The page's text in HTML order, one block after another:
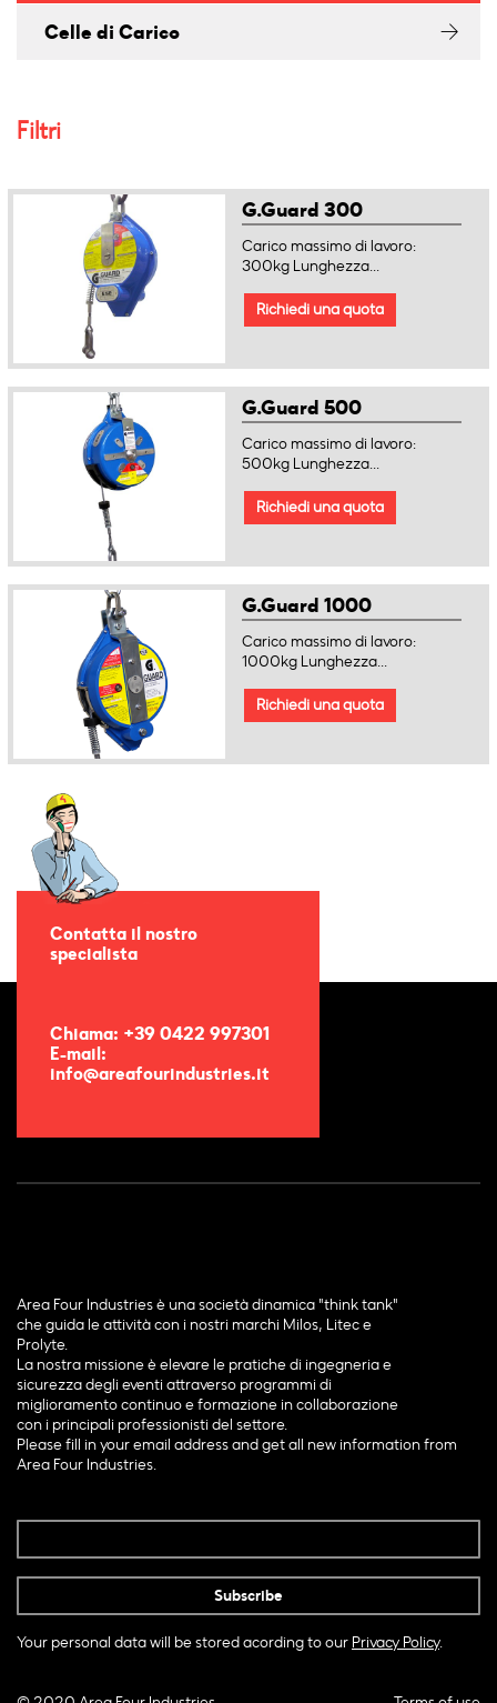
Celle di Carico
Filtri
G.Guard 300
Carico massimo di lavoro:
300kg Lunghezza...
Richiedi una quota
G.Guard 500
Carico massimo di lavoro:
500kg Lunghezza...
Richiedi una quota
G.Guard 1000
Carico massimo di lavoro:
1000kg Lunghezza...
Richiedi una quota
Contatta il nostro
specialista
Chiama: +39 0422 997301
E-mail:
info@areafourindustries.it
Area Four Industries è una società dinamica "think tank"
che guida le attività con i nostri marchi Milos, Litec e
Prolyte.
La nostra missione è elevare le pratiche di ingegneria e
sicurezza degli eventi attraverso programmi di
miglioramento continuo e formazione in collaborazione
con i principali professionisti del settore.
Please fill in your email address and get all new information from
Area Four Industries.
Your personal data will be stored acording to our Privacy Policy.